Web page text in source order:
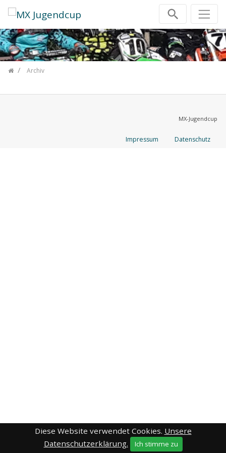
Zum Inhalt springen
Archiv
MX-Jugendcup
Impressum Datenschutz
Diese Website verwendet Cookies. Unsere
Datenschutzerklärung.
Ich stimme zu